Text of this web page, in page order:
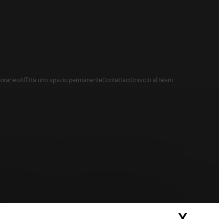
Affitta uno spazio permanenteContattaciUnisciti al team